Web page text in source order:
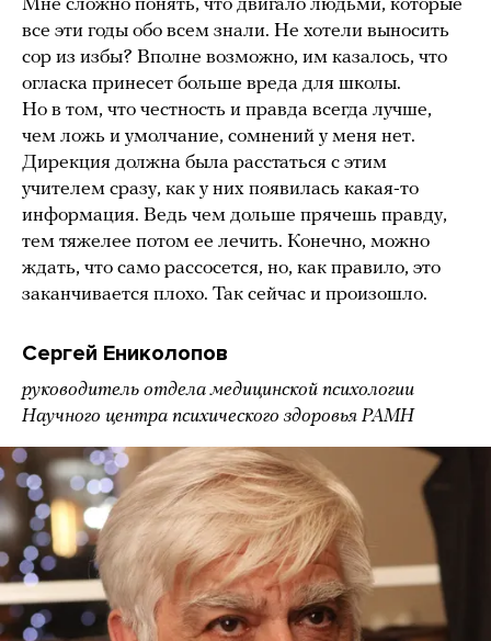
Мне сложно понять, что двигало людьми, которые
все эти годы обо всем знали. Не хотели выносить
сор из избы? Вполне возможно, им казалось, что
огласка принесет больше вреда для школы.
Но в том, что честность и правда всегда лучше,
чем ложь и умолчание, сомнений у меня нет.
Дирекция должна была расстаться с этим
учителем сразу, как у них появилась какая-то
информация. Ведь чем дольше прячешь правду,
тем тяжелее потом ее лечить. Конечно, можно
ждать, что само рассосется, но, как правило, это
заканчивается плохо. Так сейчас и произошло.
Сергей Ениколопов
руководитель отдела медицинской психологии
Научного центра психического здоровья РАМН